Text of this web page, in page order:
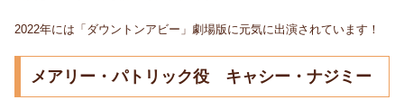
2022年には「ダウントンアビー」劇場版に元気に出演されています！
メアリー・パトリック役 キャシー・ナジミー